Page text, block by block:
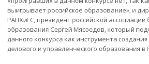
выигрывает российское образование», и
РАНХиГС, президент российской ассоциации
образования Сергей Мясоедов, который
данного конкурса как инструмента
делового и управленческого образования в